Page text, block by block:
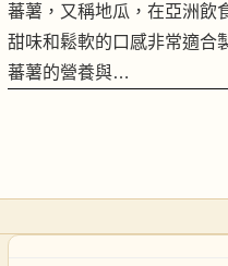
蕃薯，又稱地瓜，在亞洲飲
甜味和鬆軟的口感非常適合
蕃薯的營養與…